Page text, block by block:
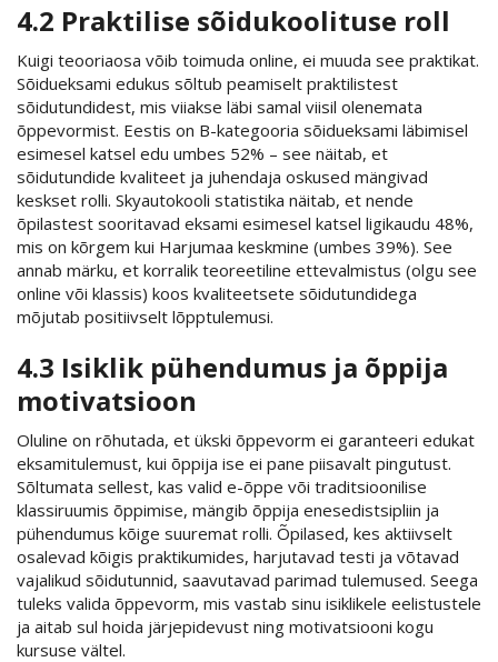
4.2 Praktilise sõidukoolituse roll
Kuigi teooriaosa võib toimuda online, ei muuda see praktikat.
Sõidueksami edukus sõltub peamiselt praktilistest
sõidutundidest, mis viiakse läbi samal viisil olenemata
õppevormist. Eestis on B-kategooria sõidueksami läbimisel
esimesel katsel edu umbes 52% – see näitab, et
sõidutundide kvaliteet ja juhendaja oskused mängivad
keskset rolli. Skyautokooli statistika näitab, et nende
õpilastest sooritavad eksami esimesel katsel ligikaudu 48%,
mis on kõrgem kui Harjumaa keskmine (umbes 39%). See
annab märku, et korralik teoreetiline ettevalmistus (olgu see
online või klassis) koos kvaliteetsete sõidutundidega
mõjutab positiivselt lõpptulemusi.
4.3 Isiklik pühendumus ja õppija
motivatsioon
Oluline on rõhutada, et ükski õppevorm ei garanteeri edukat
eksamitulemust, kui õppija ise ei pane piisavalt pingutust.
Sõltumata sellest, kas valid e-õppe või traditsioonilise
klassiruumis õppimise, mängib õppija enesedistsipliin ja
pühendumus kõige suuremat rolli. Õpilased, kes aktiivselt
osalevad kõigis praktikumides, harjutavad testi ja võtavad
vajalikud sõidutunnid, saavutavad parimad tulemused. Seega
tuleks valida õppevorm, mis vastab sinu isiklikele eelistustele
ja aitab sul hoida järjepidevust ning motivatsiooni kogu
kursuse vältel.